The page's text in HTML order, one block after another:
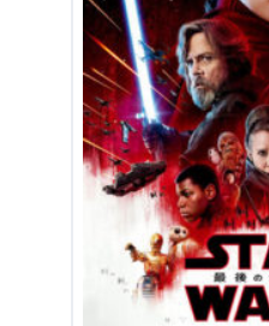
2.9ローラ・ダーン / 役:ホ
2.10 ケリー・マリー・ト
2.11アンディ・サーキス /
【ネタバレ】『スター・
すじ・感想
『スター・ウォーズ/最
たい3つのポイント
『スター・ウォーズ/
『スター・ウォーズ/
『スター・ウォーズ/